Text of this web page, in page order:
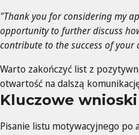
"Thank you for considering my
opportunity to further discuss
contribute to the success of your
Warto zakończyć list z
otwartość na dalszą
Kluczowe wnioski
Pisanie listu motywacyjnego po